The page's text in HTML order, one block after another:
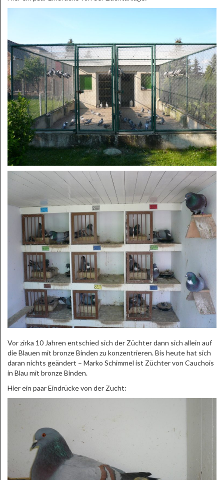
Vor zirka 10 Jahren entschied sich der Züchter dann sich allein auf
die Blauen mit bronze Binden zu konzentrieren. Bis heute hat sich
daran nichts geändert – Marko Schimmel ist Züchter von Cauchois
in Blau mit bronze Binden.
Hier ein paar Eindrücke von der Zucht: